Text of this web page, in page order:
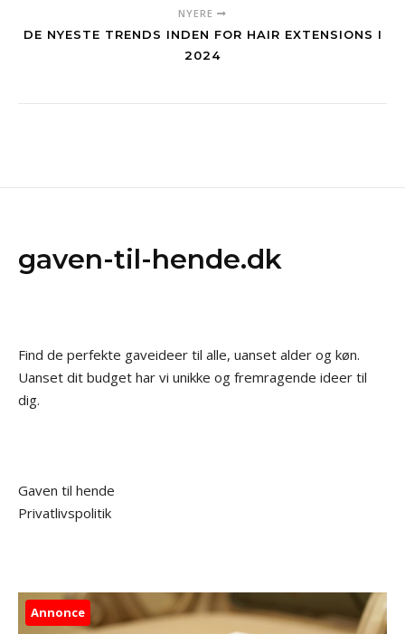
NYERE
DE NYESTE TRENDS INDEN FOR HAIR EXTENSIONS I
2024
gaven-til-hende.dk
Find de perfekte gaveideer til alle, uanset alder og køn.
Uanset dit budget har vi unikke og fremragende ideer til
dig.
Gaven til hende
Privatlivspolitik
Annonce